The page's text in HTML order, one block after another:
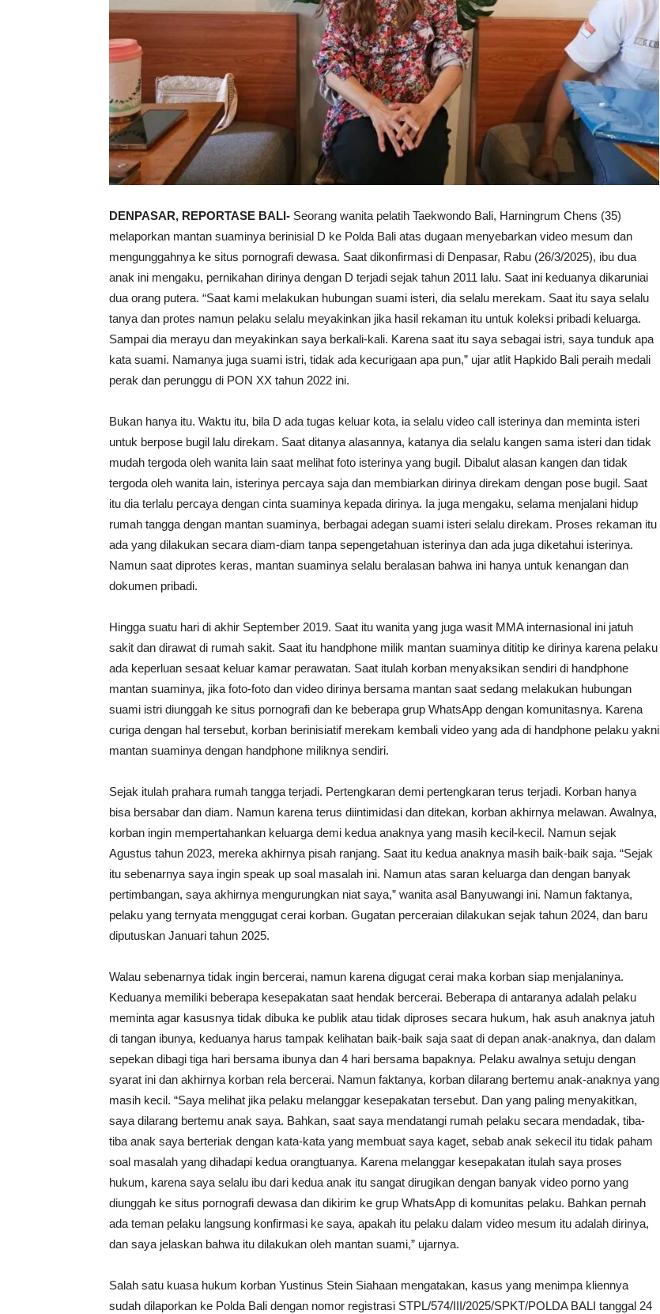
DENPASAR, REPORTASE BALI- Seorang wanita pelatih Taekwondo Bali, Harningrum Chens (35)
melaporkan mantan suaminya berinisial D ke Polda Bali atas dugaan menyebarkan video mesum dan
mengunggahnya ke situs pornografi dewasa. Saat dikonfirmasi di Denpasar, Rabu (26/3/2025), ibu dua
anak ini mengaku, pernikahan dirinya dengan D terjadi sejak tahun 2011 lalu. Saat ini keduanya dikaruniai
dua orang putera. “Saat kami melakukan hubungan suami isteri, dia selalu merekam. Saat itu saya selalu
tanya dan protes namun pelaku selalu meyakinkan jika hasil rekaman itu untuk koleksi pribadi keluarga.
Sampai dia merayu dan meyakinkan saya berkali-kali. Karena saat itu saya sebagai istri, saya tunduk apa
kata suami. Namanya juga suami istri, tidak ada kecurigaan apa pun,” ujar atlit Hapkido Bali peraih medali
perak dan perunggu di PON XX tahun 2022 ini.
Bukan hanya itu. Waktu itu, bila D ada tugas keluar kota, ia selalu video call isterinya dan meminta isteri
untuk berpose bugil lalu direkam. Saat ditanya alasannya, katanya dia selalu kangen sama isteri dan tidak
mudah tergoda oleh wanita lain saat melihat foto isterinya yang bugil. Dibalut alasan kangen dan tidak
tergoda oleh wanita lain, isterinya percaya saja dan membiarkan dirinya direkam dengan pose bugil. Saat
itu dia terlalu percaya dengan cinta suaminya kepada dirinya. Ia juga mengaku, selama menjalani hidup
rumah tangga dengan mantan suaminya, berbagai adegan suami isteri selalu direkam. Proses rekaman itu
ada yang dilakukan secara diam-diam tanpa sepengetahuan isterinya dan ada juga diketahui isterinya.
Namun saat diprotes keras, mantan suaminya selalu beralasan bahwa ini hanya untuk kenangan dan
dokumen pribadi.
Hingga suatu hari di akhir September 2019. Saat itu wanita yang juga wasit MMA internasional ini jatuh
sakit dan dirawat di rumah sakit. Saat itu handphone milik mantan suaminya dititip ke dirinya karena pelaku
ada keperluan sesaat keluar kamar perawatan. Saat itulah korban menyaksikan sendiri di handphone
mantan suaminya, jika foto-foto dan video dirinya bersama mantan saat sedang melakukan hubungan
suami istri diunggah ke situs pornografi dan ke beberapa grup WhatsApp dengan komunitasnya. Karena
curiga dengan hal tersebut, korban berinisiatif merekam kembali video yang ada di handphone pelaku yakni
mantan suaminya dengan handphone miliknya sendiri.
Sejak itulah prahara rumah tangga terjadi. Pertengkaran demi pertengkaran terus terjadi. Korban hanya
bisa bersabar dan diam. Namun karena terus diintimidasi dan ditekan, korban akhirnya melawan. Awalnya,
korban ingin mempertahankan keluarga demi kedua anaknya yang masih kecil-kecil. Namun sejak
Agustus tahun 2023, mereka akhirnya pisah ranjang. Saat itu kedua anaknya masih baik-baik saja. “Sejak
itu sebenarnya saya ingin speak up soal masalah ini. Namun atas saran keluarga dan dengan banyak
pertimbangan, saya akhirnya mengurungkan niat saya,” wanita asal Banyuwangi ini. Namun faktanya,
pelaku yang ternyata menggugat cerai korban. Gugatan perceraian dilakukan sejak tahun 2024, dan baru
diputuskan Januari tahun 2025.
Walau sebenarnya tidak ingin bercerai, namun karena digugat cerai maka korban siap menjalaninya.
Keduanya memiliki beberapa kesepakatan saat hendak bercerai. Beberapa di antaranya adalah pelaku
meminta agar kasusnya tidak dibuka ke publik atau tidak diproses secara hukum, hak asuh anaknya jatuh
di tangan ibunya, keduanya harus tampak kelihatan baik-baik saja saat di depan anak-anaknya, dan dalam
sepekan dibagi tiga hari bersama ibunya dan 4 hari bersama bapaknya. Pelaku awalnya setuju dengan
syarat ini dan akhirnya korban rela bercerai. Namun faktanya, korban dilarang bertemu anak-anaknya yang
masih kecil. “Saya melihat jika pelaku melanggar kesepakatan tersebut. Dan yang paling menyakitkan,
saya dilarang bertemu anak saya. Bahkan, saat saya mendatangi rumah pelaku secara mendadak, tiba-
tiba anak saya berteriak dengan kata-kata yang membuat saya kaget, sebab anak sekecil itu tidak paham
soal masalah yang dihadapi kedua orangtuanya. Karena melanggar kesepakatan itulah saya proses
hukum, karena saya selalu ibu dari kedua anak itu sangat dirugikan dengan banyak video porno yang
diunggah ke situs pornografi dewasa dan dikirim ke grup WhatsApp di komunitas pelaku. Bahkan pernah
ada teman pelaku langsung konfirmasi ke saya, apakah itu pelaku dalam video mesum itu adalah dirinya,
dan saya jelaskan bahwa itu dilakukan oleh mantan suami,” ujarnya.
Salah satu kuasa hukum korban Yustinus Stein Siahaan mengatakan, kasus yang menimpa kliennya
sudah dilaporkan ke Polda Bali dengan nomor registrasi STPL/574/III/2025/SPKT/POLDA BALI tanggal 24